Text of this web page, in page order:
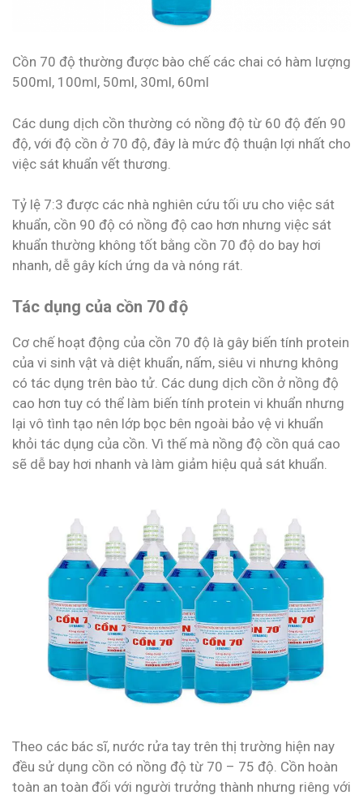
Cồn 70 độ thường được bào chế các chai có hàm lượng
500ml, 100ml, 50ml, 30ml, 60ml
Các dung dịch cồn thường có nồng độ từ 60 độ đến 90
độ, với độ cồn ở 70 độ, đây là mức độ thuận lợi nhất cho
việc sát khuẩn vết thương.
Tỷ lệ 7:3 được các nhà nghiên cứu tối ưu cho việc sát
khuẩn, cồn 90 độ có nồng độ cao hơn nhưng việc sát
khuẩn thường không tốt bằng cồn 70 độ do bay hơi
nhanh, dễ gây kích ứng da và nóng rát.
Tác dụng của cồn 70 độ
Cơ chế hoạt động của cồn 70 độ là gây biến tính protein
của vi sinh vật và diệt khuẩn, nấm, siêu vi nhưng không
có tác dụng trên bào tử. Các dung dịch cồn ở nồng độ
cao hơn tuy có thể làm biến tính protein vi khuẩn nhưng
lại vô tình tạo nên lớp bọc bên ngoài bảo vệ vi khuẩn
khỏi tác dụng của cồn. Vì thế mà nồng độ cồn quá cao
sẽ dễ bay hơi nhanh và làm giảm hiệu quả sát khuẩn.
Theo các bác sĩ, nước rửa tay trên thị trường hiện nay
đều sử dụng cồn có nồng độ từ 70 – 75 độ. Cồn hoàn
toàn an toàn đối với người trưởng thành nhưng riêng với